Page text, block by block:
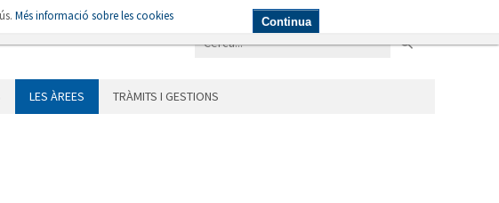
MUNICIPIS TRÀMITS I GESTIONS
LES ÀREES TRÀMITS I GESTIONS
Més informació sobre les cookies Continua